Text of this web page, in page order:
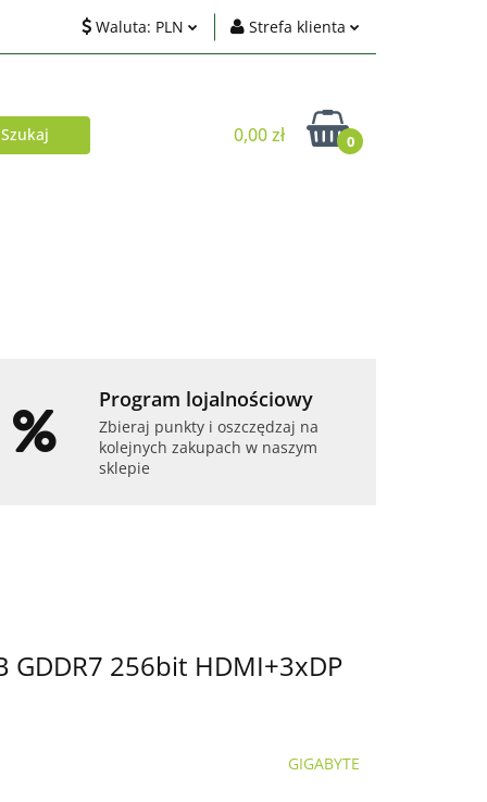
Waluta: PLN Strefa klienta
Zarejestruj się
Dodaj zgłoszenie
0,00 zł 0
Program lojalnościowy
Zbieraj punkty i oszczędzaj na
kolejnych zakupach w naszym
sklepie
GDDR7 256bit HDMI+3xDP
GIGABYTE